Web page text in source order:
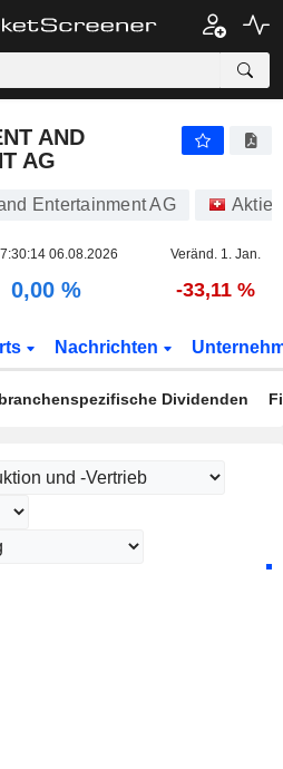
AND
AG
Entertainment AG Aktien
06.08.2026 Veränd. 1. Jan.
0,00 % -33,11 %
Nachrichten
branchenspezifische Dividenden